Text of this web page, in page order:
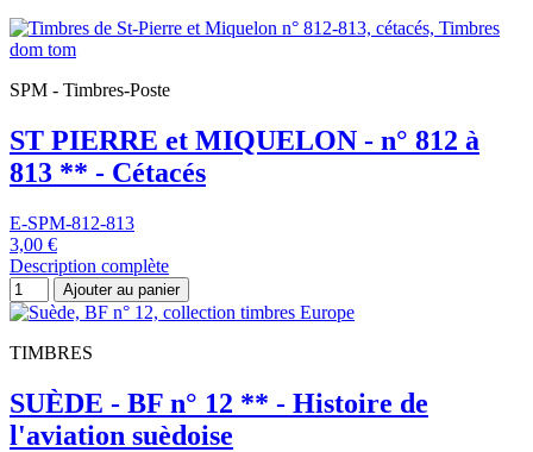
SPM - Timbres-Poste
ST PIERRE et MIQUELON - n° 812 à
813 ** - Cétacés
E-SPM-812-813
3,00 €
Description complète
Ajouter au panier
TIMBRES
SUÈDE - BF n° 12 ** - Histoire de
l'aviation suèdoise